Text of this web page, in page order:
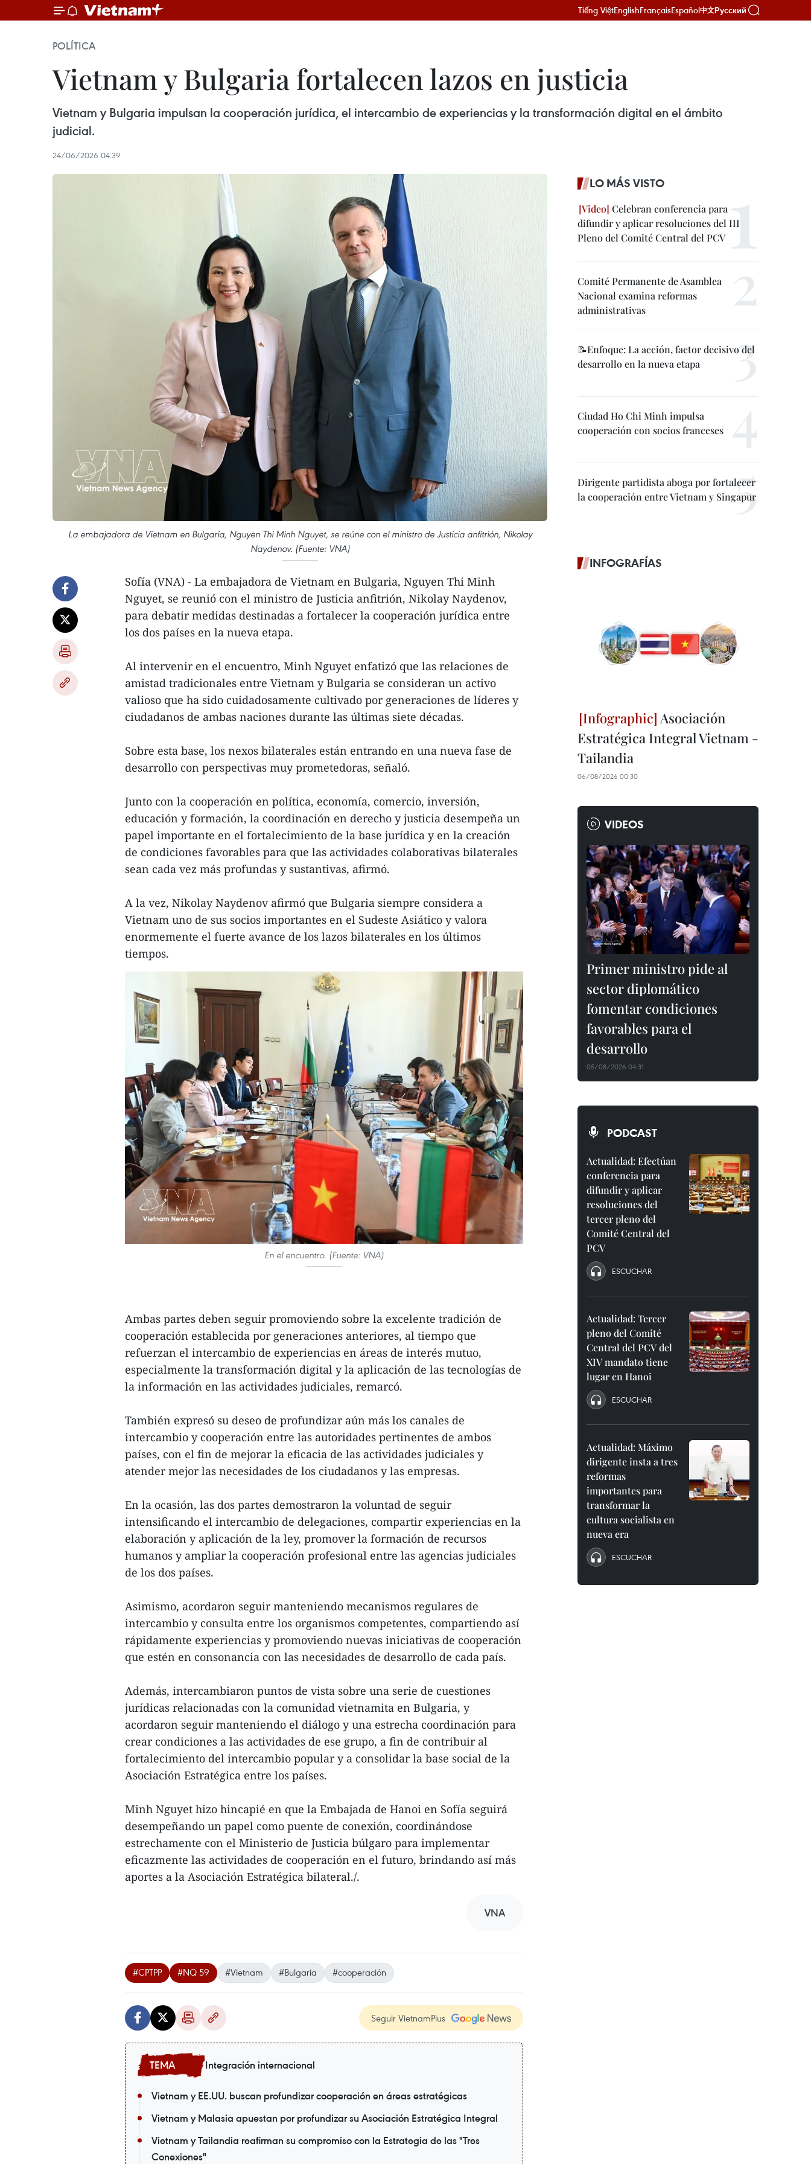
Tiếng ViệtEnglishFrançaisEspañol中文Русский
POLÍTICA
Vietnam y Bulgaria fortalecen lazos en justicia
Vietnam y Bulgaria impulsan la cooperación jurídica, el intercambio de experiencias y la transformación digital en el ámbito
judicial.
24/06/2026 04:39
La embajadora de Vietnam en Bulgaria, Nguyen Thi Minh Nguyet, se reúne con el ministro de Justicia anfitrión, Nikolay
Naydenov. (Fuente: VNA)
Sofía (VNA) - La embajadora de Vietnam en Bulgaria, Nguyen Thi Minh
Nguyet, se reunió con el ministro de Justicia anfitrión, Nikolay Naydenov,
para debatir medidas destinadas a fortalecer la cooperación jurídica entre
los dos países en la nueva etapa.
Al intervenir en el encuentro, Minh Nguyet enfatizó que las relaciones de
amistad tradicionales entre Vietnam y Bulgaria se consideran un activo
valioso que ha sido cuidadosamente cultivado por generaciones de líderes y
ciudadanos de ambas naciones durante las últimas siete décadas.
Sobre esta base, los nexos bilaterales están entrando en una nueva fase de
desarrollo con perspectivas muy prometedoras, señaló.
Junto con la cooperación en política, economía, comercio, inversión,
educación y formación, la coordinación en derecho y justicia desempeña un
papel importante en el fortalecimiento de la base jurídica y en la creación
de condiciones favorables para que las actividades colaborativas bilaterales
sean cada vez más profundas y sustantivas, afirmó.
A la vez, Nikolay Naydenov afirmó que Bulgaria siempre considera a
Vietnam uno de sus socios importantes en el Sudeste Asiático y valora
enormemente el fuerte avance de los lazos bilaterales en los últimos
tiempos.
En el encuentro. (Fuente: VNA)
Ambas partes deben seguir promoviendo sobre la excelente tradición de
cooperación establecida por generaciones anteriores, al tiempo que
refuerzan el intercambio de experiencias en áreas de interés mutuo,
especialmente la transformación digital y la aplicación de las tecnologías de
la información en las actividades judiciales, remarcó.
También expresó su deseo de profundizar aún más los canales de
intercambio y cooperación entre las autoridades pertinentes de ambos
países, con el fin de mejorar la eficacia de las actividades judiciales y
atender mejor las necesidades de los ciudadanos y las empresas.
En la ocasión, las dos partes demostraron la voluntad de seguir
intensificando el intercambio de delegaciones, compartir experiencias en la
elaboración y aplicación de la ley, promover la formación de recursos
humanos y ampliar la cooperación profesional entre las agencias judiciales
de los dos países.
Asimismo, acordaron seguir manteniendo mecanismos regulares de
intercambio y consulta entre los organismos competentes, compartiendo así
rápidamente experiencias y promoviendo nuevas iniciativas de cooperación
que estén en consonancia con las necesidades de desarrollo de cada país.
Además, intercambiaron puntos de vista sobre una serie de cuestiones
jurídicas relacionadas con la comunidad vietnamita en Bulgaria, y
acordaron seguir manteniendo el diálogo y una estrecha coordinación para
crear condiciones a las actividades de ese grupo, a fin de contribuir al
fortalecimiento del intercambio popular y a consolidar la base social de la
Asociación Estratégica entre los países.
Minh Nguyet hizo hincapié en que la Embajada de Hanoi en Sofía seguirá
desempeñando un papel como puente de conexión, coordinándose
estrechamente con el Ministerio de Justicia búlgaro para implementar
eficazmente las actividades de cooperación en el futuro, brindando así más
aportes a la Asociación Estratégica bilateral./.
VNA
#CPTPP #NQ 59 #Vietnam #Bulgaria #cooperación
Seguir VietnamPlus
Integración internacional
Vietnam y EE.UU. buscan profundizar cooperación en áreas estratégicas
Vietnam y Malasia apuestan por profundizar su Asociación Estratégica Integral
Vietnam y Tailandia reafirman su compromiso con la Estrategia de las "Tres
Conexiones"
LO MÁS VISTO
Celebran conferencia para
difundir y aplicar resoluciones del III
Pleno del Comité Central del PCV
Comité Permanente de Asamblea
Nacional examina reformas
administrativas
📝Enfoque: La acción, factor decisivo del
desarrollo en la nueva etapa
Ciudad Ho Chi Minh impulsa
cooperación con socios franceses
Dirigente partidista aboga por fortalecer
la cooperación entre Vietnam y Singapur
INFOGRAFÍAS
Asociación
Estratégica Integral Vietnam -
Tailandia
06/08/2026 00:30
VIDEOS
Primer ministro pide al
sector diplomático
fomentar condiciones
favorables para el
desarrollo
05/08/2026 04:31
PODCAST
Actualidad: Efectúan
conferencia para
difundir y aplicar
resoluciones del
tercer pleno del
Comité Central del
PCV
ESCUCHAR
Actualidad: Tercer
pleno del Comité
Central del PCV del
XIV mandato tiene
lugar en Hanoi
ESCUCHAR
Actualidad: Máximo
dirigente insta a tres
reformas
importantes para
transformar la
cultura socialista en
nueva era
ESCUCHAR